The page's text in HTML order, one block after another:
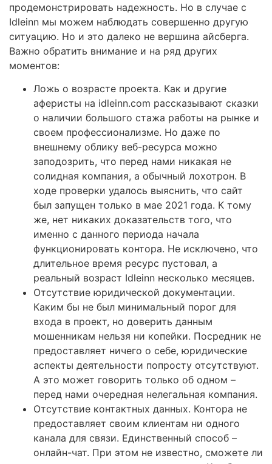
продемонстрировать надежность. Но в случае с
Idleinn мы можем наблюдать совершенно другую
ситуацию. Но и это далеко не вершина айсберга.
Важно обратить внимание и на ряд других
моментов:
Ложь о возрасте проекта. Как и другие
аферисты на idleinn.com рассказывают сказки
о наличии большого стажа работы на рынке и
своем профессионализме. Но даже по
внешнему облику веб-ресурса можно
заподозрить, что перед нами никакая не
солидная компания, а обычный лохотрон. В
ходе проверки удалось выяснить, что сайт
был запущен только в мае 2021 года. К тому
же, нет никаких доказательств того, что
именно с данного периода начала
функционировать контора. Не исключено, что
длительное время ресурс пустовал, а
реальный возраст Idleinn несколько месяцев.
Отсутствие юридической документации.
Каким бы не был минимальный порог для
входа в проект, но доверить данным
мошенникам нельзя ни копейки. Посредник не
предоставляет ничего о себе, юридические
аспекты деятельности попросту отсутствуют.
А это может говорить только об одном –
перед нами очередная нелегальная компания.
Отсутствие контактных данных. Контора не
предоставляет своим клиентам ни одного
канала для связи. Единственный способ –
онлайн-чат. При этом не известно, сможете ли